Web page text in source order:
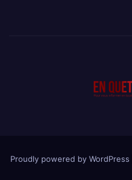
Proudly powered by WordPress